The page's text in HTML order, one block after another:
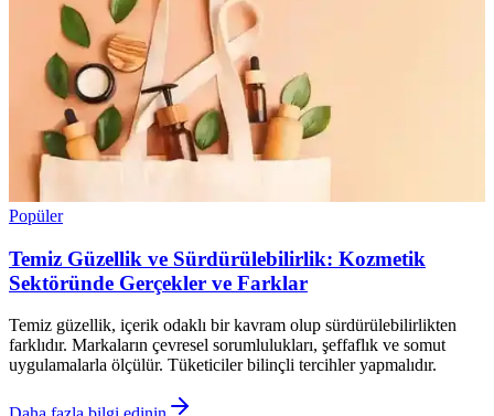
Popüler
Temiz Güzellik ve Sürdürülebilirlik: Kozmetik
Sektöründe Gerçekler ve Farklar
Temiz güzellik, içerik odaklı bir kavram olup sürdürülebilirlikten
farklıdır. Markaların çevresel sorumlulukları, şeffaflık ve somut
uygulamalarla ölçülür. Tüketiciler bilinçli tercihler yapmalıdır.